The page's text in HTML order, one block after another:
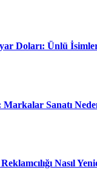
Doları: Ünlü
Sanatı
Nasıl